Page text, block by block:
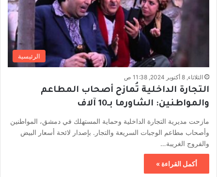
الرئيسية
الثلاثاء, 8 أكتوبر 2024, 11:38 ص
التجارة الداخلية تُمازح أصحاب المطاعم
والمواطنين: الشاورما بـ10 آلاف
مازحت مديرية التجارة الداخلية وحماية المستهلك في دمشق، المواطنين
وأصحاب مطاعم الوجبات السريعة والتجار. بإصدار لائحة أسعار البيض
والفروج الغريبة…
أكمل القراءة »